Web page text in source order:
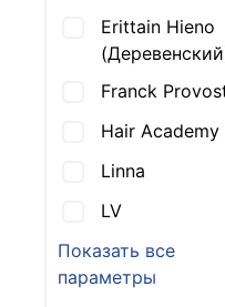
Erittain Hieno
Franck
Hair Academy
Linna
LV
Показать все
параметры